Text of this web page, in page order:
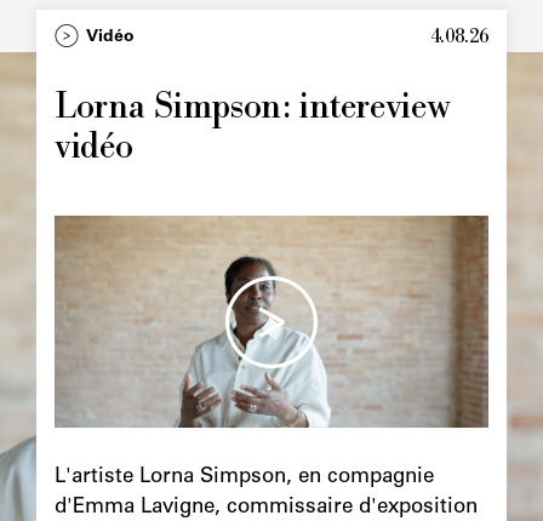
TypeVidéo 4.08.26
Lorna Simpson: intereview
vidéo
L'artiste Lorna Simpson, en compagnie
d'Emma Lavigne, commissaire d'exposition